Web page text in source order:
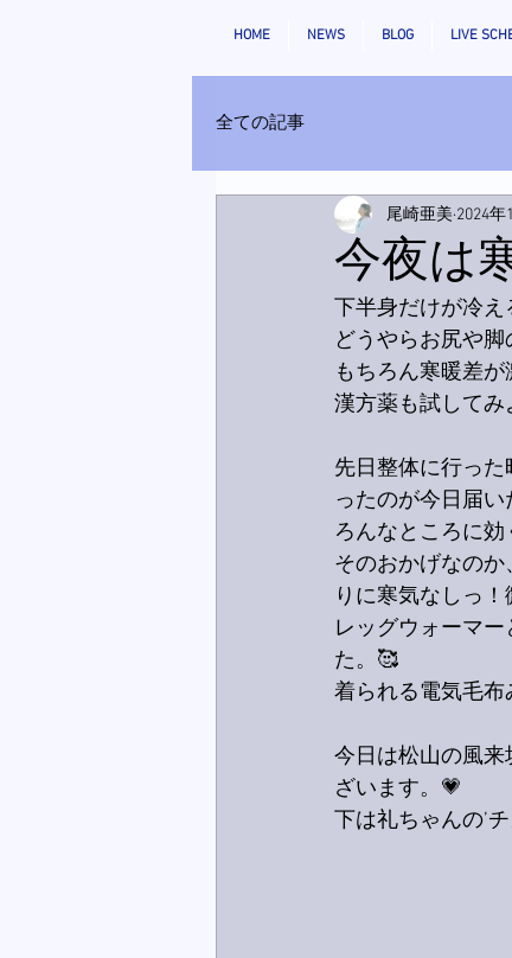
HOME NEWS BLOG LIVE
全ての記事
今夜は
尾崎亜美 2024年
下半身だけが冷
どうやらお尻や
もちろん寒暖差が
漢方薬も試してみ
先日整体に行っ
ったのが今日届
ろんなところに
そのおかげなの
りに寒気なしっ
レッグウォーマ
た。🥰
着られる電気毛
今日は松山の風
ざいます。💗
下は礼ちゃんの’